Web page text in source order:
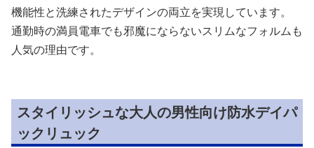
機能性と洗練されたデザインの両立を実現しています。
通勤時の満員電車でも邪魔にならないスリムなフォルムも
人気の理由です。
スタイリッシュな大人の男性向け防水デイパ
ックリュック